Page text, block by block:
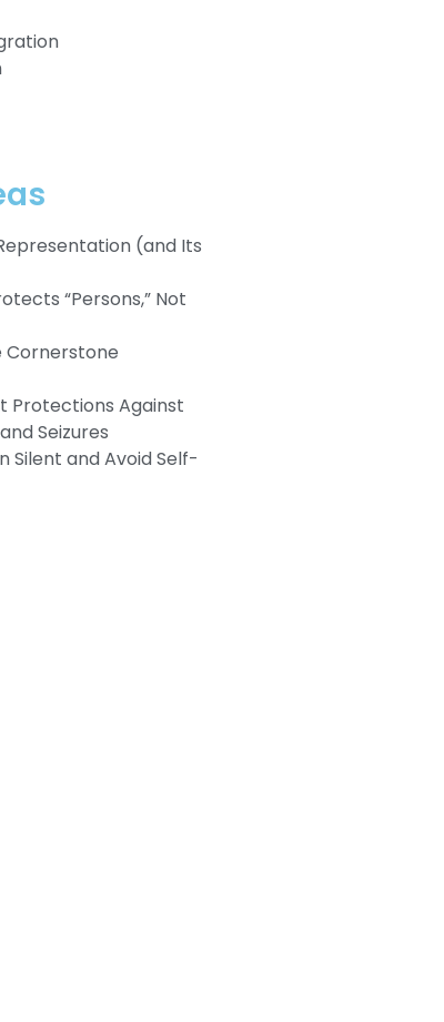
(and Its
“Persons,” Not
Cornerstone
Protections Against
Seizures
Silent and Avoid Self-